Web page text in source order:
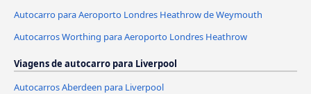
Autocarro para Aeroporto Londres Heathrow de Weymouth
Autocarros Worthing para Aeroporto Londres Heathrow
Viagens de autocarro para Liverpool
Autocarros Aberdeen para Liverpool